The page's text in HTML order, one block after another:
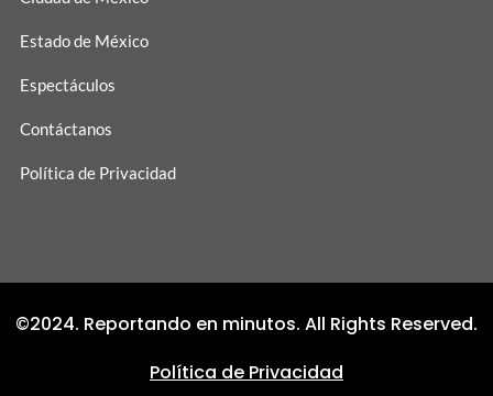
Estado de México
Espectáculos
Contáctanos
Política de Privacidad
©2024. Reportando en minutos. All Rights Reserved.
Política de Privacidad